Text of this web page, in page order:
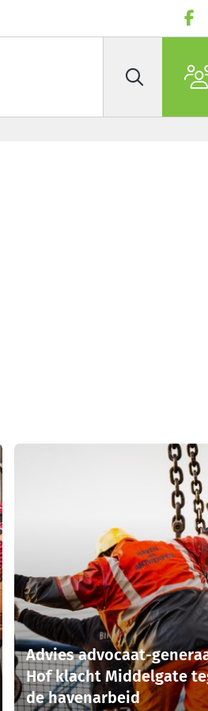
Zoek
Advies advocaat-
Hof klacht Middelgate
de havenarbeid